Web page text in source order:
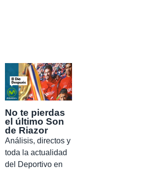
No te pierdas
el último Son
de Riazor
Análisis, directos y
toda la actualidad
del Deportivo en